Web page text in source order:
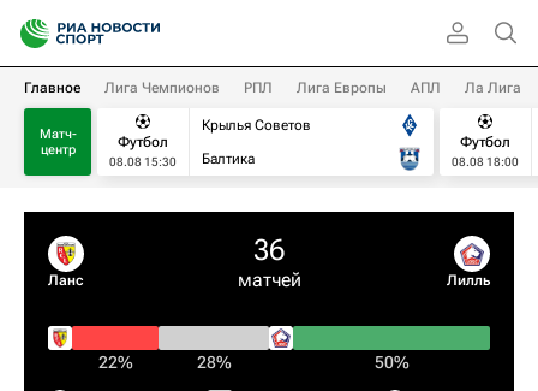
Главное Лига Чемпионов РПЛ Лига Европы АПЛ Ла Лига
Матч-
центр
Футбол
08.08 15:30
Крылья Советов
Балтика
Футбол
08.08 18:00
Ланс
36
матчей Лилль
22% 28% 50%